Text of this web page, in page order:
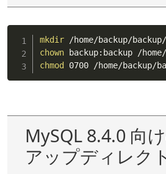
mkdir
chown
chmod 0700 /home/backup/
MySQL 8.4.0 向
アップディレク